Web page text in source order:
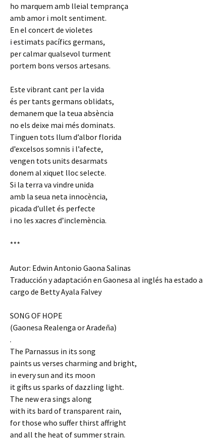
ho marquem amb lleial temprança
amb amor i molt sentiment.
En el concert de violetes
i estimats pacífics germans,
per calmar qualsevol turment
portem bons versos artesans.
Este vibrant cant per la vida
és per tants germans oblidats,
demanem que la teua absència
no els deixe mai més dominats.
Tinguen tots llum d’albor florida
d’excelsos somnis i l’afecte,
vengen tots units desarmats
donem al xiquet lloc selecte.
Si la terra va vindre unida
amb la seua neta innocència,
picada d’ullet és perfecte
i no les xacres d’inclemència.
***
Autor: Edwin Antonio Gaona Salinas
Traducción y adaptación en Gaonesa al inglés ha estado a
cargo de Betty Ayala Falvey
SONG OF HOPE
(Gaonesa Realenga or Aradeña)
.
The Parnassus in its song
paints us verses charming and bright,
in every sun and its moon
it gifts us sparks of dazzling light.
The new era sings along
with its bard of transparent rain,
for those who suffer thirst affright
and all the heat of summer strain.